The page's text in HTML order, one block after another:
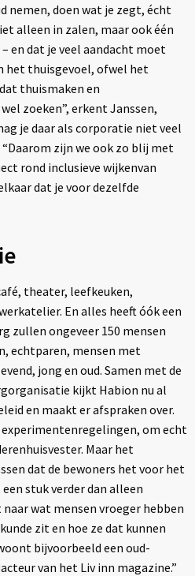
nemen, doen wat je zegt, écht
alleen in zalen, maar ook één
en dat je veel aandacht moet
het thuisgevoel, ofwel het
thuismaken en
zoeken”, erkent Janssen,
je daar als corporatie niet veel
zijn we ook zo blij met
rond inclusieve wijkenvan
dat je voor dezelfde
theater, leefkeuken,
En alles heeft óók een
zullen ongeveer 150 mensen
echtparen, mensen met
jong en oud. Samen met de
kijkt Habion nu al
en maakt er afspraken over.
experimentenregelingen, om echt
Maar het
dat de bewoners het voor het
stuk verder dan alleen
naar wat mensen vroeger hebben
zit en hoe ze dat kunnen
bijvoorbeeld een oud-
van het Liv inn magazine.”